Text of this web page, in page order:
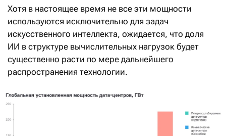
Хотя в настоящее время не все эти мощности
используются исключительно для задач
искусственного интеллекта, ожидается, что доля
ИИ в структуре вычислительных нагрузок будет
существенно расти по мере дальнейшего
распространения технологии.